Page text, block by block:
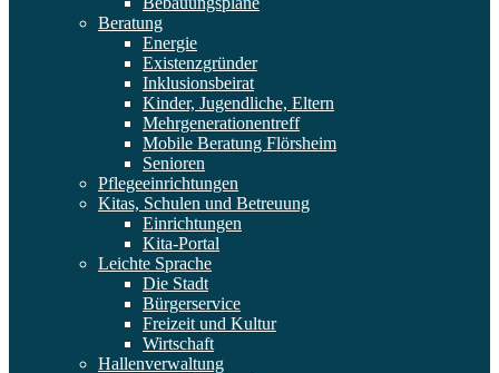
Beratung
Energie
Existenzgründer
Inklusionsbeirat
Kinder, Jugendliche, Eltern
Mehrgenerationentreff
Mobile Beratung Flörsheim
Senioren
Pflegeeinrichtungen
Kitas, Schulen und Betreuung
Einrichtungen
Kita-Portal
Leichte Sprache
Die Stadt
Bürgerservice
Freizeit und Kultur
Wirtschaft
Hallenverwaltung